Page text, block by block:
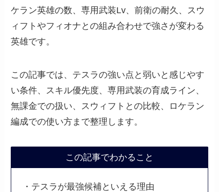
ケラン英雄の数、専用武装Lv、前衛の耐久、スウ
ィフトやフィオナとの組み合わせで強さが変わる
英雄です。
この記事では、テスラの強い点と弱いと感じやす
い条件、スキル優先度、専用武装の育成ライン、
無課金での扱い、スウィフトとの比較、ロケラン
編成での使い方まで整理します。
この記事でわかること
・テスラが最強候補といえる理由